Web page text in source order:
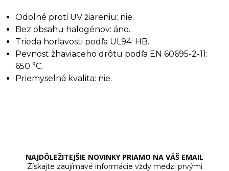
Odolné proti UV žiareniu: nie.
Bez obsahu halogénov: áno.
Trieda horľavosti podľa UL94: HB.
Pevnosť žhaviaceho drôtu podľa EN 60695-2-11:
650 °C.
Priemyselná kvalita: nie.
NAJDÔLEŽITEJŠIE NOVINKY PRIAMO NA VÁŠ EMAIL
Získajte zaujímavé informácie vždy medzi prvými